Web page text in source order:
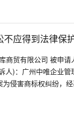
不应得到法律
商贸有限公司 被申
人)：广州中唯企业
侵害商标权纠纷，